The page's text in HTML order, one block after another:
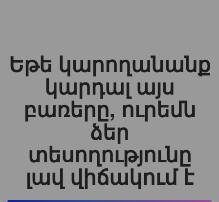
Եթե կարողանանք
կարդալ այս
բառերը, ուրեմն
ձեր
տեսողությունը
լավ վիճակում է